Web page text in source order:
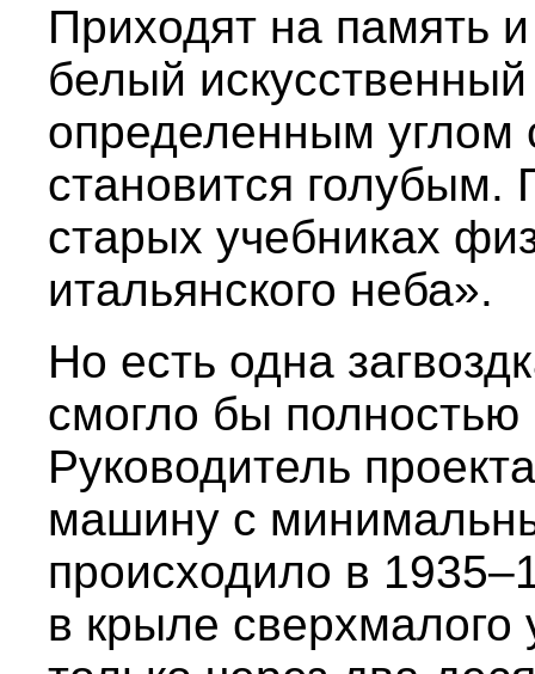
Приходят на память
белый
определенным
становится голубым.
старых учебниках
итальянского неба».
Но есть одна
смогло бы
Руководитель
машину с
происходило в
в крыле сверхмалого